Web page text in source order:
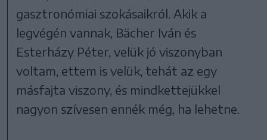
gasztronómiai szokásaikról. Akik a
legvégén vannak, Bächer Iván és
Esterházy Péter, velük jó viszonyban
voltam, ettem is velük, tehát az egy
másfajta viszony, és mindkettejükkel
nagyon szívesen ennék még, ha lehetne.